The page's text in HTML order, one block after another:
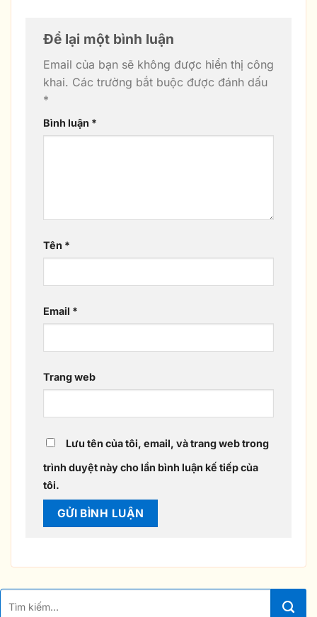
Để lại một bình luận
Email của bạn sẽ không được hiển thị công
khai. Các trường bắt buộc được đánh dấu
*
Bình luận *
Tên *
Email *
Trang web
Lưu tên của tôi, email, và trang web trong
trình duyệt này cho lần bình luận kế tiếp của
tôi.